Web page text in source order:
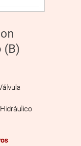
(B)